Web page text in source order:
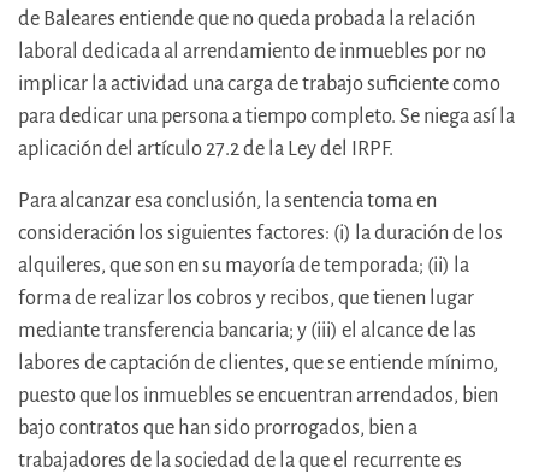
de Baleares entiende que no queda probada la relación
laboral dedicada al arrendamiento de inmuebles por no
implicar la actividad una carga de trabajo suficiente como
para dedicar una persona a tiempo completo. Se niega así la
aplicación del artículo 27.2 de la Ley del IRPF.
Para alcanzar esa conclusión, la sentencia toma en
consideración los siguientes factores: (i) la duración de los
alquileres, que son en su mayoría de temporada; (ii) la
forma de realizar los cobros y recibos, que tienen lugar
mediante transferencia bancaria; y (iii) el alcance de las
labores de captación de clientes, que se entiende mínimo,
puesto que los inmuebles se encuentran arrendados, bien
bajo contratos que han sido prorrogados, bien a
trabajadores de la sociedad de la que el recurrente es